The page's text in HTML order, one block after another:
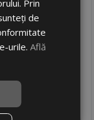
livrare 2/3 zile
Adauga in cos
Prin
de
urile.Află